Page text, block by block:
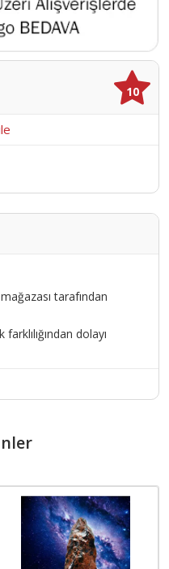
10
mağazası tarafından
dolayı